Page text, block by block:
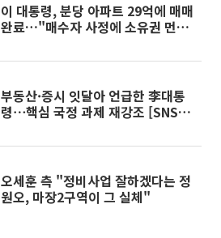
이 대통령, 분당 아파트 29억에 매매
완료…"매수자 사정에 소유권 먼저
부동산·증시 잇달아 언급한 李대통
령⋯핵심 국정 과제 재강조 [SNS 정
오세훈 측 "정비사업 잘하겠다는 정
원오, 마장2구역이 그 실체"